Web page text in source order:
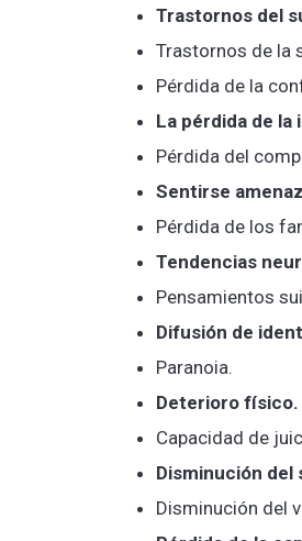
Trastornos del
Trastornos de la
Pérdida de la
La pérdida de la
Pérdida del
Sentirse
Pérdida de los
Tendencias
Pensamientos
Difusión de
Paranoia.
Deterioro físico.
Capacidad de
Disminución del
Disminución del